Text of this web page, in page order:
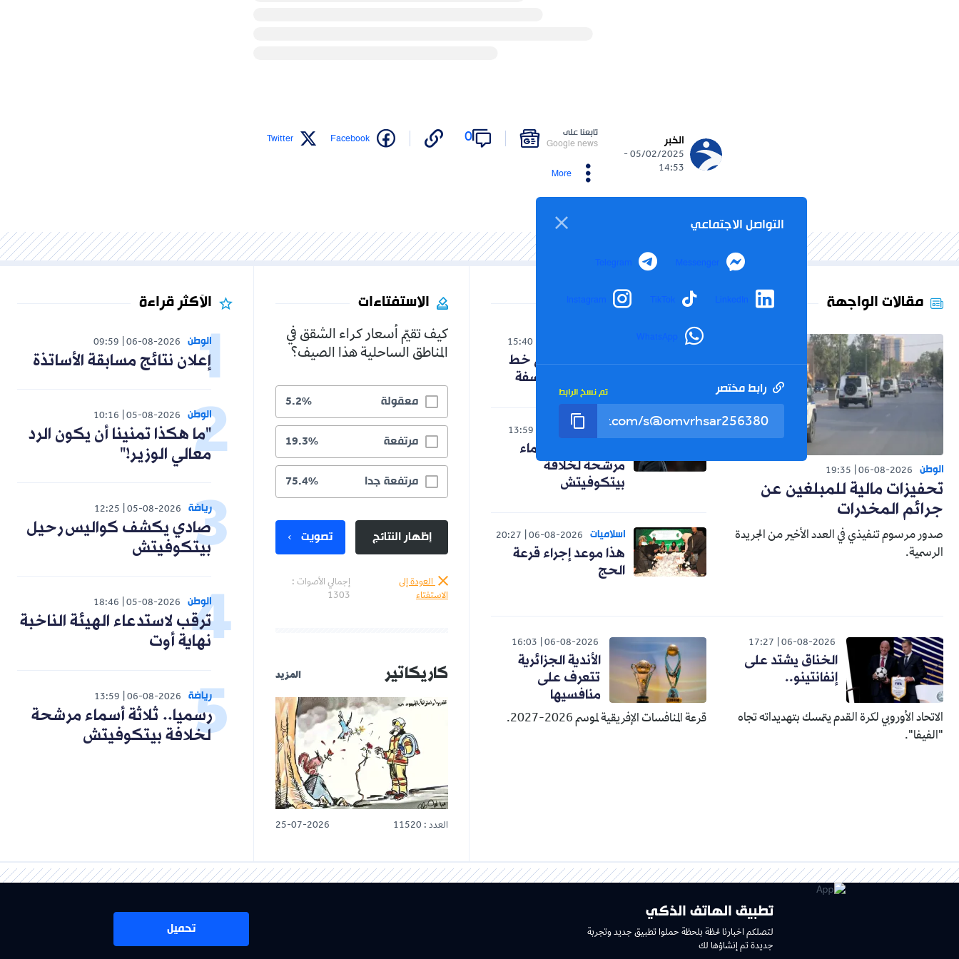
الخبر
05/02/2025 -
14:53
تابعنا على
Google news
0
Facebook
Twitter
More
التواصل الاجتماعي
Messenger
Telegram
LinkedIn
TikTok
Instagram
WhatsApp
رابط مختصر تم نسخ الرابط
مقالات الواجهة
الوطن 06-08-2026
19:35
تحفيزات مالية للمبلغين عن
جرائم المخدرات
صدور مرسوم تنفيذي في العدد الأخير من الجريدة
الرسمية.
15:40
حنون تدخل على خط
الجدل حول الفلسفة
رياضة 06-08-2026
13:59
رسميا.. ثلاثة أسماء
مرشحة لخلافة
بيتكوفيتش
اسلاميات 06-08-2026
20:27
هذا موعد إجراء قرعة
الحج
06-08-2026
17:27
الخناق يشتد على
إنفانتينو..
الاتحاد الأوروبي لكرة القدم يتمسك بتهديداته تجاه
"الفيفا".
06-08-2026
16:03
الأندية الجزائرية
تتعرف على
منافسيها
قرعة المنافسات الإفريقية لموسم 2026-2027.
الاستفتاءات
كيف تقيّم أسعار كراء الشقق في
المناطق الساحلية هذا الصيف؟
معقولة 5.2%
مرتفعة 19.3%
مرتفعة جدا 75.4%
إظهار النتائج تصويت
العودة إلى
الاستفتاء
إجمالي الأصوات :
1303
كاريكاتير المزيد
العدد : 11520 25-07-2026
الأكثر قراءة
الوطن 06-08-2026
09:59
إعلان نتائج مسابقة الأساتذة
الوطن 05-08-2026
10:16
"ما هكذا تمنينا أن يكون الرد
معالي الوزير!"
رياضة 05-08-2026
12:25
صادي يكشف كواليس رحيل
بيتكوفيتش
الوطن 05-08-2026
18:46
ترقب لاستدعاء الهيئة الناخبة
نهاية أوت
رياضة 06-08-2026
13:59
رسميا.. ثلاثة أسماء مرشحة
لخلافة بيتكوفيتش
تطبيق الهاتف الذكي
لتصلكم اخبارنا لحظة بلحظة حملوا تطبيق جديد وتجربة
جديدة تم إنشاؤها لك
تحميل